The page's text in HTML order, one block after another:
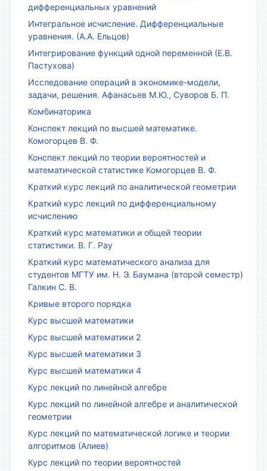
дифференциальных уравнений
Интегральное исчисление. Дифференциальные
уравнения. (А.А. Ельцов)
Интегрирование функций одной переменной (Е.В.
Пастухова)
Исследование операций в экономике-модели,
задачи, решения. Афанасьев М.Ю., Суворов Б. П.
Комбинаторика
Конспект лекций по высшей математике.
Комогорцев В. Ф.
Конспект лекций по теории вероятностей и
математической статистике Комогорцев В. Ф.
Краткий курс лекций по аналитической геометрии
Краткий курс лекций по дифференциальному
исчислению
Краткий курс математики и общей теории
статистики. В. Г. Рау
Краткий курс математического анализа для
студентов МГТУ им. Н. Э. Баумана (второй семестр)
Галкин С. В.
Кривые второго порядка
Курс высшей математики
Курс высшей математики 2
Курс высшей математики 3
Курс высшей математики 4
Курс лекций по линейной алгебре
Курс лекций по линейной алгебре и аналитической
геометрии
Курс лекций по математической логике и теории
алгоритмов (Алиев)
Курс лекций по теории вероятностей